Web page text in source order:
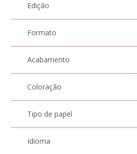
Edição
Formato
Acabamento
Coloração
Tipo de papel
Idioma